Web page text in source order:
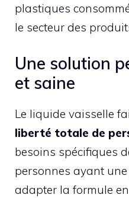
plastiques
le secteur des
Une solution
et saine
Le liquide vaisselle
liberté totale de
besoins spécifiques
personnes ayant
adapter la formule